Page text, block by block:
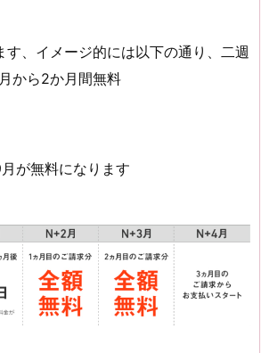
す、イメージ的には以下の通り、二週
から2か月間無料
が無料になります